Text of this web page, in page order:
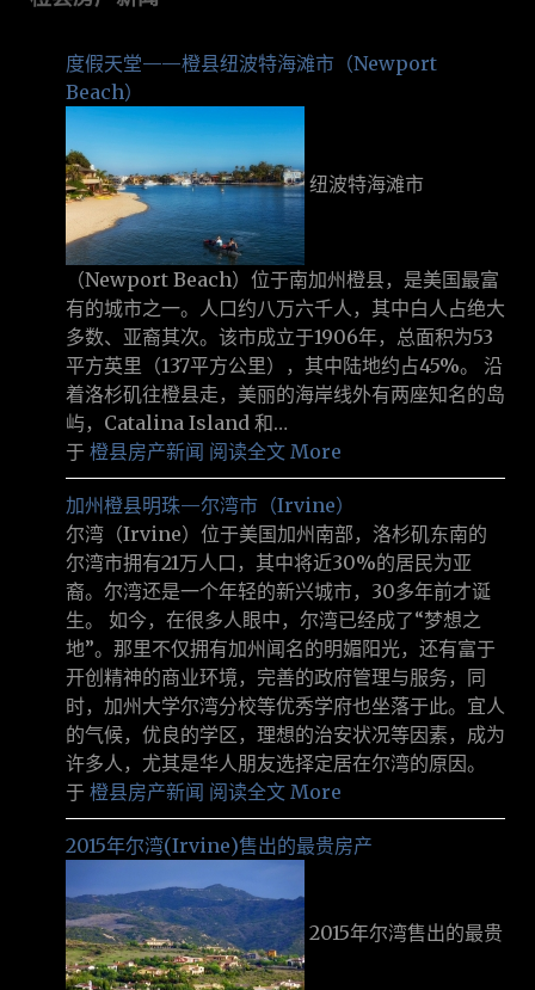
度假天堂——橙县纽波特海滩市（Newport
Beach）
纽波特海滩市
（Newport Beach）位于南加州橙县，是美国最富
有的城市之一。人口约八万六千人，其中白人占绝大
多数、亚裔其次。该市成立于1906年，总面积为53
平方英里（137平方公里），其中陆地约占45%。 沿
着洛杉矶往橙县走，美丽的海岸线外有两座知名的岛
屿，Catalina Island 和…
于 橙县房产新闻 阅读全文 More
加州橙县明珠—尔湾市（Irvine）
尔湾（Irvine）位于美国加州南部，洛杉矶东南的
尔湾市拥有21万人口，其中将近30%的居民为亚
裔。尔湾还是一个年轻的新兴城市，30多年前才诞
生。 如今，在很多人眼中，尔湾已经成了“梦想之
地”。那里不仅拥有加州闻名的明媚阳光，还有富于
开创精神的商业环境，完善的政府管理与服务，同
时，加州大学尔湾分校等优秀学府也坐落于此。宜人
的气候，优良的学区，理想的治安状况等因素，成为
许多人，尤其是华人朋友选择定居在尔湾的原因。
于 橙县房产新闻 阅读全文 More
2015年尔湾(Irvine)售出的最贵房产
2015年尔湾售出的最贵